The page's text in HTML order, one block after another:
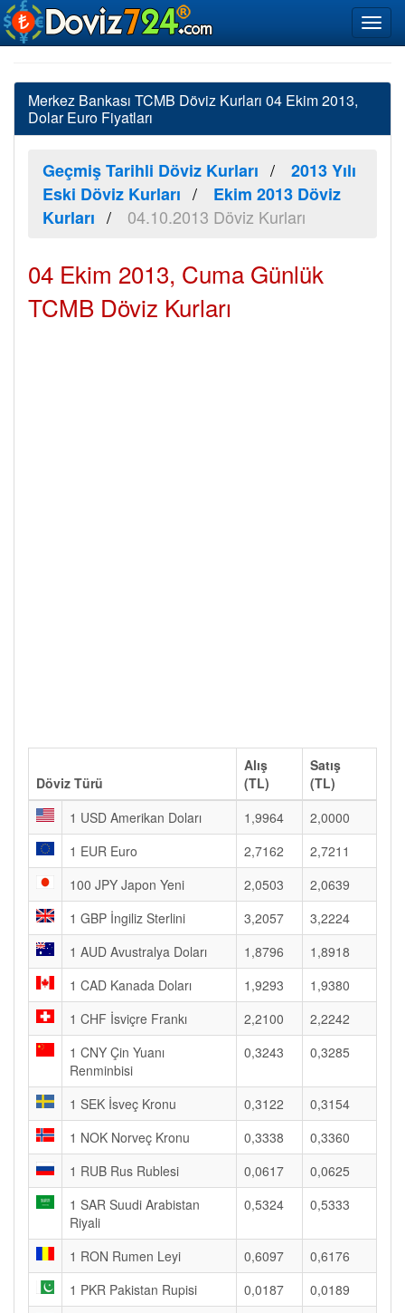
Merkez Bankası TCMB Döviz Kurları 04 Ekim 2013,
Dolar Euro Fiyatları
Geçmiş Tarihli Döviz Kurları
2013 Yılı
Eski Döviz Kurları
Ekim 2013 Döviz
Kurları
04.10.2013 Döviz Kurları
04 Ekim 2013, Cuma Günlük
TCMB Döviz Kurları
Döviz Türü
Alış
(TL)
Satış
(TL)
1 USD Amerikan Doları
1,9964
2,0000
1 EUR Euro
2,7162
2,7211
100 JPY Japon Yeni
2,0503
2,0639
1 GBP İngiliz Sterlini
3,2057
3,2224
1 AUD Avustralya Doları
1,8796
1,8918
1 CAD Kanada Doları
1,9293
1,9380
1 CHF İsviçre Frankı
2,2100
2,2242
1 CNY Çin Yuanı
Renminbisi
0,3243 0,3285
1 SEK İsveç Kronu 0,3122
0,3154
1 NOK Norveç Kronu
0,3338
0,3360
1 RUB Rus Rublesi
0,0617
0,0625
1 SAR Suudi Arabistan
Riyali
0,5324 0,5333
1 RON Rumen Leyi 0,6097
0,6176
1 PKR Pakistan Rupisi
0,0187
0,0189